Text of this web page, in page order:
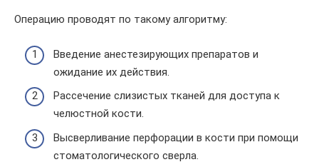
Операцию проводят по такому алгоритму:
Введение анестезирующих препаратов и
ожидание их действия.
Рассечение слизистых тканей для доступа к
челюстной кости.
Высверливание перфорации в кости при помощи
стоматологического сверла.